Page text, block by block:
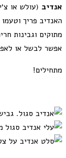
אנדיב (עולש או
האנדיב פריך
מתוקים וגבינות
אפשר לבשל או
מתחילים!